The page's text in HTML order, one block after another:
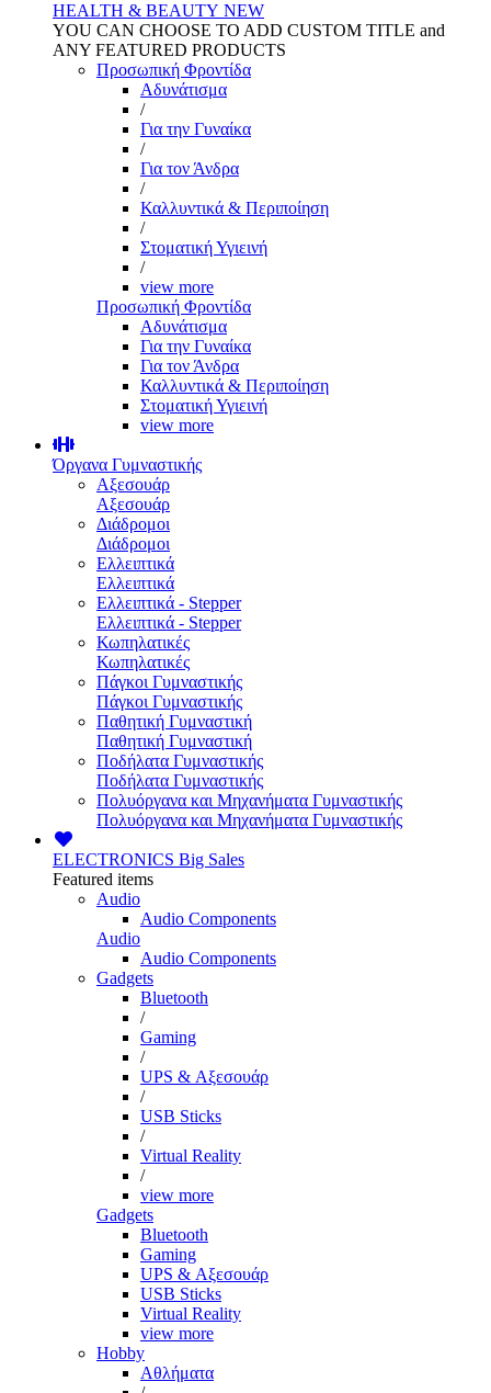
HEALTH & BEAUTY NEW
YOU CAN CHOOSE TO ADD CUSTOM TITLE and
ANY FEATURED PRODUCTS
Προσωπική Φροντίδα
Αδυνάτισμα
/
Για την Γυναίκα
/
Για τον Άνδρα
/
Καλλυντικά & Περιποίηση
/
Στοματική Υγιεινή
/
view more
Προσωπική Φροντίδα
Αδυνάτισμα
Για την Γυναίκα
Για τον Άνδρα
Καλλυντικά & Περιποίηση
Στοματική Υγιεινή
view more
Όργανα Γυμναστικής
Αξεσουάρ
Αξεσουάρ
Διάδρομοι
Διάδρομοι
Ελλειπτικά
Ελλειπτικά
Ελλειπτικά - Stepper
Ελλειπτικά - Stepper
Κωπηλατικές
Κωπηλατικές
Πάγκοι Γυμναστικής
Πάγκοι Γυμναστικής
Παθητική Γυμναστική
Παθητική Γυμναστική
Ποδήλατα Γυμναστικής
Ποδήλατα Γυμναστικής
Πολυόργανα και Μηχανήματα Γυμναστικής
Πολυόργανα και Μηχανήματα Γυμναστικής
ELECTRONICS Big Sales
Featured items
Audio
Audio Components
Audio
Audio Components
Gadgets
Bluetooth
/
Gaming
/
UPS & Αξεσουάρ
/
USB Sticks
/
Virtual Reality
/
view more
Gadgets
Bluetooth
Gaming
UPS & Αξεσουάρ
USB Sticks
Virtual Reality
view more
Hobby
Αθλήματα